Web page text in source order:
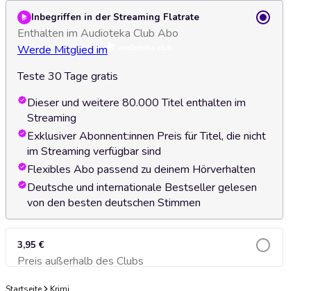
Inbegriffen in der Streaming Flatrate
Enthalten im Audioteka Club Abo
Werde Mitglied im
Teste 30 Tage gratis
Dieser und weitere 80.000 Titel enthalten im
Streaming
Exklusiver Abonnent:innen Preis für Titel, die nicht
im Streaming verfügbar sind
Flexibles Abo passend zu deinem Hörverhalten
Deutsche und internationale Bestseller gelesen
von den besten deutschen Stimmen
3,95 €
Preis außerhalb des ClubsZum Warenkorb hinzufügen